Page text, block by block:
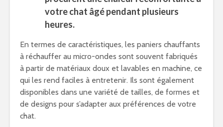
votre chat âgé pendant plusieurs
heures.
En termes de caractéristiques, les paniers chauffants
à réchauffer au micro-ondes sont souvent fabriqués
à partir de matériaux doux et lavables en machine, ce
qui les rend faciles à entretenir. Ils sont également
disponibles dans une variété de tailles, de formes et
de designs pour s’adapter aux préférences de votre
chat.